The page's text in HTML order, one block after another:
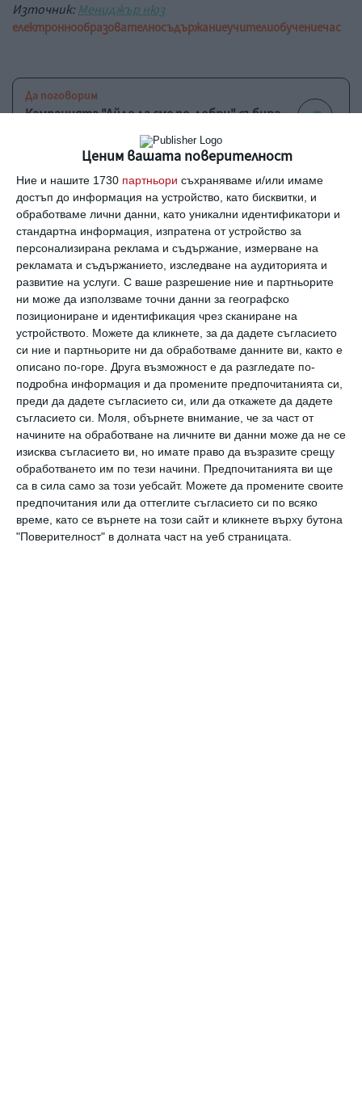
Ценим вашата поверителност
Ние и нашите 1730 партньори съхраняваме и/или имаме
достъп до информация на устройство, като бисквитки, и
обработваме лични данни, като уникални идентификатори и
стандартна информация, изпратена от устройство за
персонализирана реклама и съдържание, измерване на
рекламата и съдържанието, изследване на аудиторията и
развитие на услуги. С ваше разрешение ние и партньорите
ни може да използваме точни данни за географско
позициониране и идентификация чрез сканиране на
устройството. Можете да кликнете, за да дадете съгласието
си ние и партньорите ни да обработваме данните ви, както е
описано по-горе. Друга възможност е да разгледате по-
подробна информация и да промените предпочитанията си,
преди да дадете съгласието си, или да откажете да дадете
съгласието си.
Моля, обърнете внимание, че за част от
начините на обработване на личните ви данни може да не се
изисква съгласието ви, но имате право да възразите срещу
обработването им по тези начини. Предпочитанията ви ще
са в сила само за този уебсайт. Можете да промените своите
предпочитания или да оттеглите съгласието си по всяко
време, като се върнете на този сайт и кликнете върху бутона
"Поверителност" в долната част на уеб страницата.
Източник:Мениджър нюз
електроннообразователносъдържаниеучителиобучениечас
Да поговорим
Кампанията "Айде да сме по-добри" събира
позитивни истории от ученици и учители
Образование
Учителка нагледно показа как смартфоните
пречат в час
Образование
В час ли са учителите с вниманието на
разсеяното поколение?
Още отОбразование
Трябва ли децата да
учат през лятото